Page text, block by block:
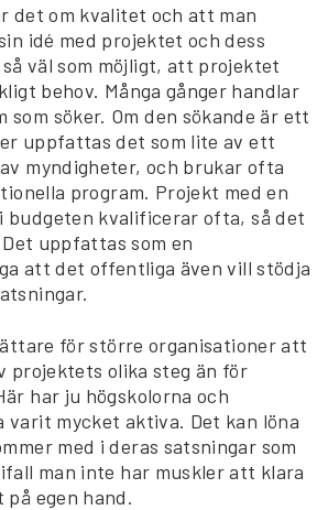
det om kvalitet och att man
idé med projektet och dess
väl som möjligt, att projektet
behov. Många gånger handlar
som söker. Om den sökande är ett
uppfattas det som lite av ett
myndigheter, och brukar ofta
program. Projekt med en
budgeten kvalificerar ofta, så det
uppfattas som en
att det offentliga även vill stödja
för större organisationer att
projektets olika steg än för
har ju högskolorna och
varit mycket aktiva. Det kan löna
med i deras satsningar som
man inte har muskler att klara
egen hand.